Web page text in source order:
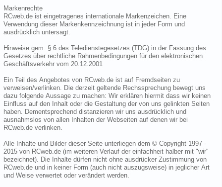
Markenrechte
RCweb.de ist eingetragenes internationale Markenzeichen. Eine
Verwendung dieser Markenkennzeichnung ist in jeder Form und
ausdrücklich untersagt.
Hinweise gem. § 6 des Teledienstegesetzes (TDG) in der Fassung des
Gesetzes über rechtliche Rahmenbedingungen für den elektronischen
Geschäftsverkehr vom 20.12.2001
Ein Teil des Angebotes von RCweb.de ist auf Fremdseiten zu
verweisen/verlinken. Die derzeit geltende Rechssprechung bewegt uns
dazu folgende Aussage zu machen: Wir erklären hiermit dass wir keinen
Einfluss auf den Inhalt oder die Gestaltung der von uns gelinkten Seiten
haben. Dementsprechend distanzieren wir uns ausdrücklich und
ausnahmslos von allen Inhalten der Webseiten auf denen wir bei
RCweb.de verlinken.
Alle Inhalte und Bilder dieser Seite unterliegen dem © Copyright 1997 -
2015 von RCweb.de (im weiteren Verlauf der einfachheit halber mit "wir"
bezeichnet). Die Inhalte dürfen nicht ohne ausdrücker Zustimmung von
RCweb.de und in keiner Form (auch nicht auszugsweise) in jeglicher Art
und Weise verwertet oder verändert werden.